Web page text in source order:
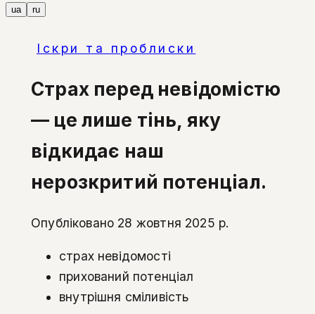
ua ru
Іскри та проблиски
Страх перед невідомістю
— це лише тінь, яку
відкидає наш
нерозкритий потенціал.
Опубліковано 28 жовтня 2025 р.
страх невідомості
прихований потенціал
внутрішня сміливість